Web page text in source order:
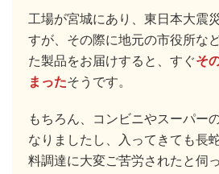
工場が宮城にあり、東日本大震
すが、その際に地元の市役所な
た製品をお届けすると、すぐそ
まったそうです。
もちろん、コンビニやスーパー
なりましたし、入ってきても長
料調達に大変ご苦労されたと伺